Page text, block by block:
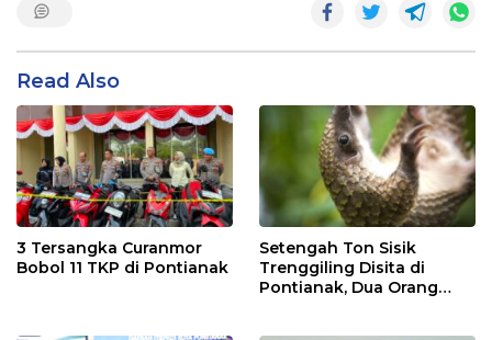
Read Also
3 Tersangka Curanmor
Bobol 11 TKP di Pontianak
Setengah Ton Sisik
Trenggiling Disita di
Pontianak, Dua Orang